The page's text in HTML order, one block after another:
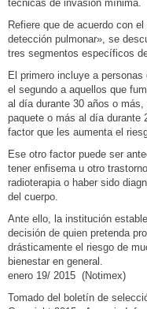
técnicas de invasión mínima.
Refiere que de acuerdo con
detección pulmonar», se
tres segmentos específicos
El primero incluye a
el segundo a aquellos que
al día durante 30 años o
paquete o más al día durante
factor que les aumenta el
Ese otro factor puede ser
tener enfisema u otro
radioterapia o haber sido
del cuerpo.
Ante ello, la institución
decisión de quien pretenda
drásticamente el riesgo de
bienestar en general.
enero 19/ 2015 (Notimex)
Tomado del boletín de